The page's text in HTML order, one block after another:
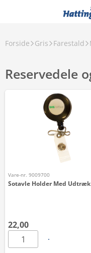
Forside Gris Farestald
Reservedele
Vare-nr. 9009700
Sotavle Holder Med Udtræk
22,00